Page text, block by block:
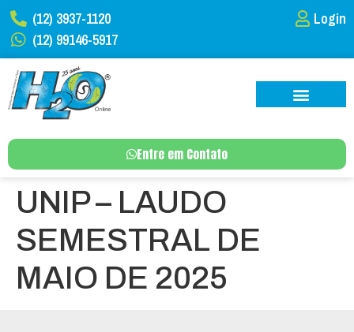
(12) 3937-1120
(12) 99146-5917
Login
Entre em Contato
UNIP – LAUDO
SEMESTRAL DE
MAIO DE 2025